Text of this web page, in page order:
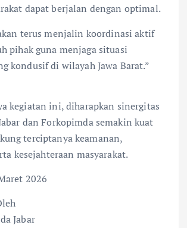
dapat berjalan dengan optimal.
terus menjalin koordinasi aktif
pihak guna menjaga situasi
kondusif di wilayah Jawa Barat.”
kegiatan ini, diharapkan sinergitas
dan Forkopimda semakin kuat
terciptanya keamanan,
kesejahteraan masyarakat.
2026
Jabar